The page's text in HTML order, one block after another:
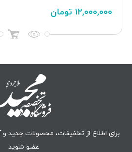
۱۲,۰۰۰,۰۰۰ تومان
برای اطلاع از تخفیفات، محصولات جدید و
عضو شوید